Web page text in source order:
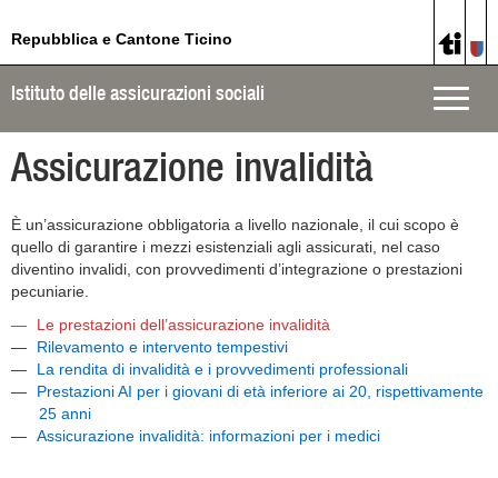
Repubblica e Cantone Ticino
Toggle
Istituto delle assicurazioni sociali
Assicurazione invalidità
È un’assicurazione obbligatoria a livello nazionale, il cui scopo è
quello di garantire i mezzi esistenziali agli assicurati, nel caso
diventino invalidi, con provvedimenti d’integrazione o prestazioni
pecuniarie.
Le prestazioni dell’assicurazione invalidità
Rilevamento e intervento tempestivi
La rendita di invalidità e i provvedimenti professionali
Prestazioni AI per i giovani di età inferiore ai 20, rispettivamente
25 anni
Assicurazione invalidità: informazioni per i medici